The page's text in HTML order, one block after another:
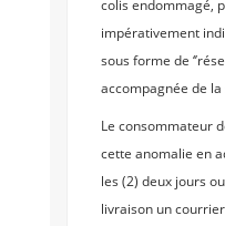
colis endommagé,
impérativement
sous forme de
accompagnée de
Le consommateur
cette anomalie en
les (2) deux jours
livraison un